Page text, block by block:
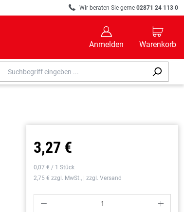
R Wir beraten Sie gerne 02871 24 113 0
B
Anmelden
C
Warenkorb
3,27 €
0,07 € / 1 Stück
2,75 € zzgl. MwSt., | zzgl. Versand
P S